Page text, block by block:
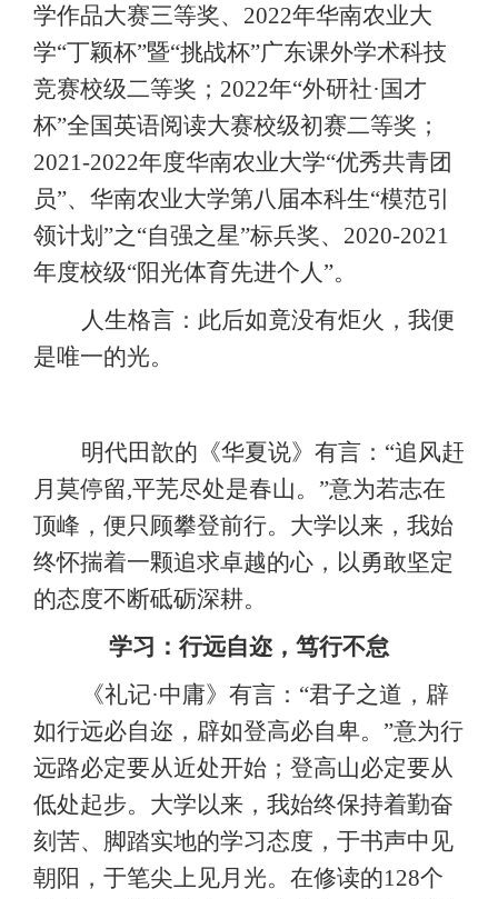
学作品大赛三等奖、2022年华南农业大
学“丁颖杯”暨“挑战杯”广东课外学术科技
竞赛校级二等奖；2022年“外研社·国才
杯”全国英语阅读大赛校级初赛二等奖；
2021-2022年度华南农业大学“优秀共青团
员”、华南农业大学第八届本科生“模范引
领计划”之“自强之星”标兵奖、2020-2021
年度校级“阳光体育先进个人”。
人生格言：此后如竟没有炬火，我便
是唯一的光。
明代田歆的《华夏说》有言： “追风赶
月莫停留,平芜尽处是春山。 ”意为若志在
顶峰，便只顾攀登前行。大学以来，我始
终怀揣着一颗追求卓越的心，以勇敢坚定
的态度不断砥砺深耕。
学习：行远自迩，笃行不怠
《礼记·中庸》有言：“君子之道，辟
如行远必自迩，辟如登高必自卑。”意为行
远路必定要从近处开始；登高山必定要从
低处起步。大学以来，我始终保持着勤奋
刻苦、脚踏实地的学习态度，于书声中见
朝阳，于笔尖上见月光。在修读的128个